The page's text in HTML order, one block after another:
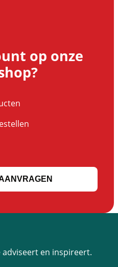
op onze
en inspireert.